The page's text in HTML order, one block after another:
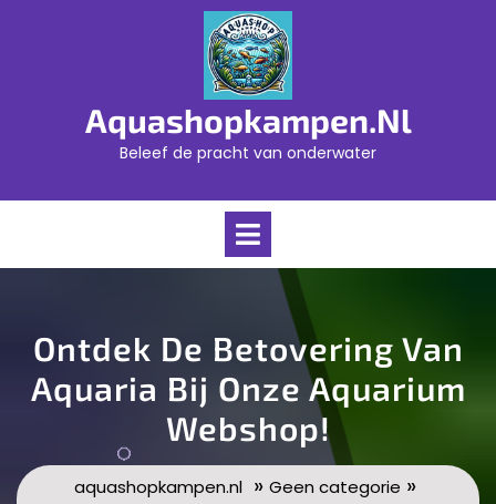
Aquashopkampen.nl
Beleef de pracht van onderwater
Open
Ontdek De Betovering Van
Aquaria Bij Onze Aquarium
Webshop!
aquashopkampen.nl » Geen categorie »